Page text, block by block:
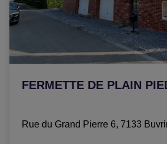
FERMETTE DE PLAIN
Rue du Grand Pierre 6, 7133